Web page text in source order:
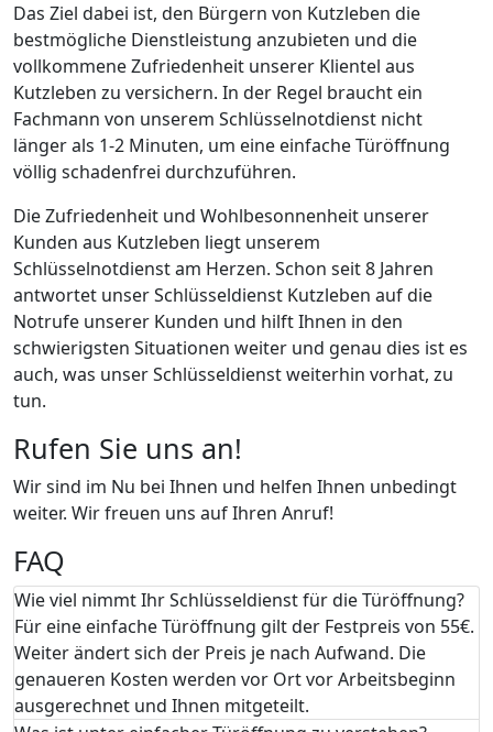
Das Ziel dabei ist, den Bürgern von Kutzleben die
bestmögliche Dienstleistung anzubieten und die
vollkommene Zufriedenheit unserer Klientel aus
Kutzleben zu versichern. In der Regel braucht ein
Fachmann von unserem Schlüsselnotdienst nicht
länger als 1-2 Minuten, um eine einfache Türöffnung
völlig schadenfrei durchzuführen.
Die Zufriedenheit und Wohlbesonnenheit unserer
Kunden aus Kutzleben liegt unserem
Schlüsselnotdienst am Herzen. Schon seit 8 Jahren
antwortet unser Schlüsseldienst Kutzleben auf die
Notrufe unserer Kunden und hilft Ihnen in den
schwierigsten Situationen weiter und genau dies ist es
auch, was unser Schlüsseldienst weiterhin vorhat, zu
tun.
Rufen Sie uns an!
Wir sind im Nu bei Ihnen und helfen Ihnen unbedingt
weiter. Wir freuen uns auf Ihren Anruf!
FAQ
Wie viel nimmt Ihr Schlüsseldienst für die Türöffnung?
Für eine einfache Türöffnung gilt der Festpreis von 55€.
Weiter ändert sich der Preis je nach Aufwand. Die
genaueren Kosten werden vor Ort vor Arbeitsbeginn
ausgerechnet und Ihnen mitgeteilt.